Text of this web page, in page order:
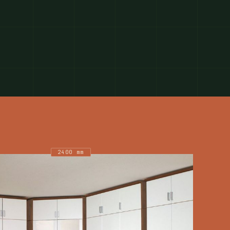
2400 mm